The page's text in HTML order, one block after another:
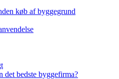
køb af byggegrund
det bedste byggefirma?